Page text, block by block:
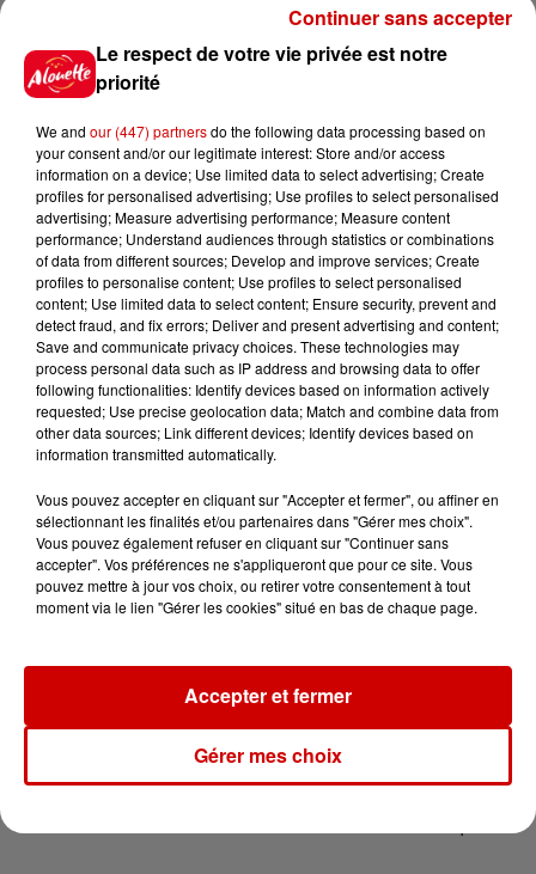
Jeux
Gagnez vos places pour
l'événement Ride the Show à
Morlaix !
Gagnez vos places pour le
festival Marché Gourmand 2026
à Coulon !
Le Duel - Gagnez vos entrées
régions !
Destination Vacances - Gagnez
de la...
Podcasts
Le respect de votre vie privée est notre
priorité
We and our (447) partnersdo the following data processing based on
your consent and/or our legitimate interest: Store and/or access
information on a device; Use limited data to select advertising; Create
profiles for personalised advertising; Use profiles to select personalised
advertising; Measure advertising performance; Measure content
performance; Understand audiences through statistics or combinations
of data from different sources; Develop and improve services; Create
profiles to personalise content; Use profiles to select personalised
content; Use limited data to select content; Ensure security, prevent and
detect fraud, and fix errors; Deliver and present advertising and content;
Save and communicate privacy choices. These technologies may
process personal data such as IP address and browsing data to offer
following functionalities: Identify devices based on information actively
requested; Use precise geolocation data; Match and combine data from
other data sources; Link different devices; Identify devices based on
information transmitted automatically.
Vous pouvez accepter en cliquant sur "Accepter et fermer", ou affiner en
sélectionnant les finalités et/ou partenaires dans "Gérer mes choix".
Vous pouvez également refuser en cliquant sur "Continuer sans
accepter". Vos préférences ne s'appliqueront que pour ce site. Vous
pouvez mettre à jour vos choix, ou retirer votre consentement à tout
moment via le lien "Gérer les cookies" situé en bas de chaque page.
Gérer mes choix
Accepter et fermer
Continuer sans accepter